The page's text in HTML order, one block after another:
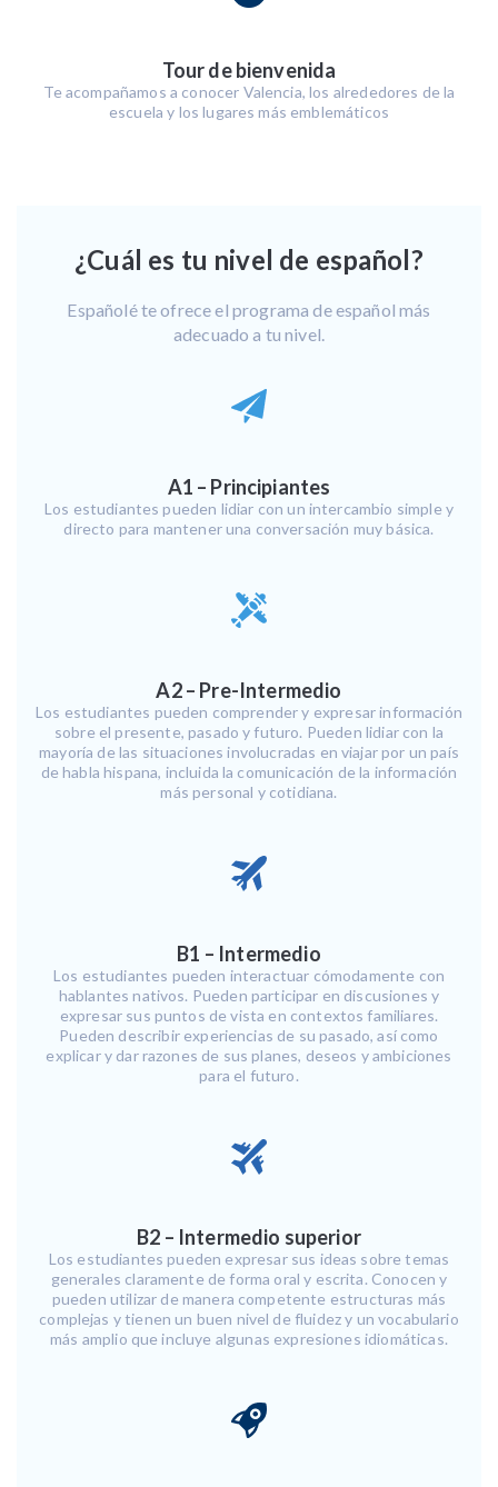
Tour de bienvenida
Te acompañamos a conocer Valencia, los alrededores de la
escuela y los lugares más emblemáticos
¿Cuál es tu nivel de español?
Españolé te ofrece el programa de español más
adecuado a tu nivel.
A1 – Principiantes
Los estudiantes pueden lidiar con un intercambio simple y
directo para mantener una conversación muy básica.
A2 – Pre-Intermedio
Los estudiantes pueden comprender y expresar información
sobre el presente, pasado y futuro. Pueden lidiar con la
mayoría de las situaciones involucradas en viajar por un país
de habla hispana, incluida la comunicación de la información
más personal y cotidiana.
B1 – Intermedio
Los estudiantes pueden interactuar cómodamente con
hablantes nativos. Pueden participar en discusiones y
expresar sus puntos de vista en contextos familiares.
Pueden describir experiencias de su pasado, así como
explicar y dar razones de sus planes, deseos y ambiciones
para el futuro.
B2 – Intermedio superior
Los estudiantes pueden expresar sus ideas sobre temas
generales claramente de forma oral y escrita. Conocen y
pueden utilizar de manera competente estructuras más
complejas y tienen un buen nivel de fluidez y un vocabulario
más amplio que incluye algunas expresiones idiomáticas.